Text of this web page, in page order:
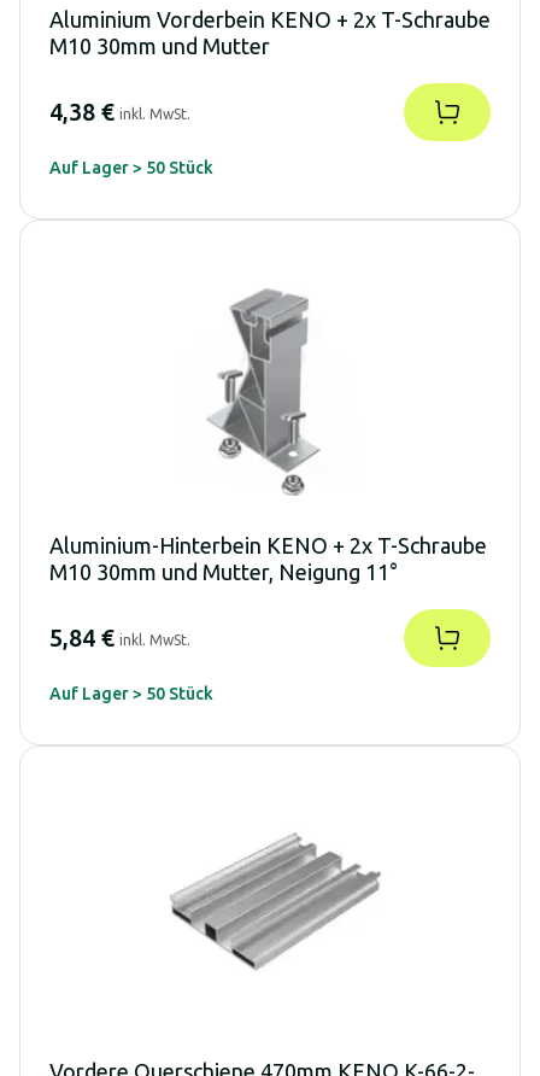
Aluminium Vorderbein KENO + 2x T-Schraube
M10 30mm und Mutter
4,38 € inkl. MwSt.
Auf Lager > 50 Stück
Aluminium-Hinterbein KENO + 2x T-Schraube
M10 30mm und Mutter, Neigung 11°
5,84 € inkl. MwSt.
Auf Lager > 50 Stück
Vordere Querschiene 470mm KENO K-66-2-